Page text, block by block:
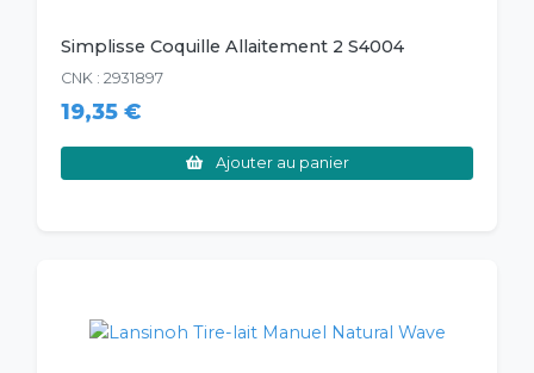
Simplisse Coquille Allaitement 2 S4004
CNK : 2931897
19,35 €
Ajouter au panier